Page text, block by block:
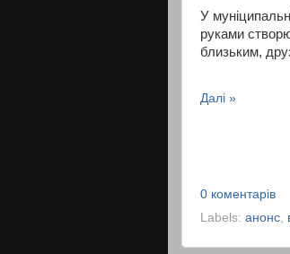
У
руками
близьким,
Далі »
0 коментарів
Labels: анонс,